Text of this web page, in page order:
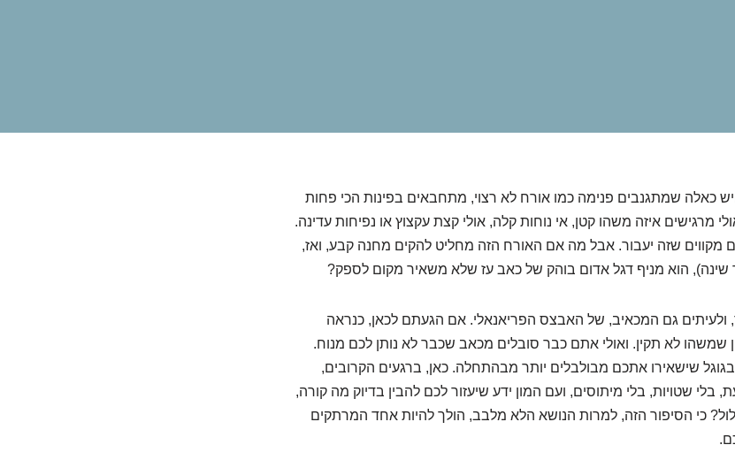
כאלה שמתגנבים פנימה כמו אורח לא רצוי, מתחבאים בפינות הכי פחות
מרגישים איזה משהו קטן, אי נוחות קלה, אולי קצת עקצוץ או נפיחות עדינה.
מקווים שזה יעבור. אבל מה אם האורח הזה מחליט להקים מחנה קבע, ואז,
שינה), הוא מניף דגל אדום בוהק של כאב עז שלא משאיר מקום לספק?
ולעיתים גם המכאיב, של האבצס הפריאנאלי. אם הגעתם לכאן, כנראה
לא תקין. ואולי אתם כבר סובלים מכאב שכבר לא נותן לכם מנוח.
שישאירו אתכם מבולבלים יותר מבהתחלה. כאן, ברגעים הקרובים,
שטויות, בלי מיתוסים, ועם המון ידע שיעזור לכם להבין בדיוק מה קורה,
כי הסיפור הזה, למרות הנושא הלא מלבב, הולך להיות אחד המרתקים